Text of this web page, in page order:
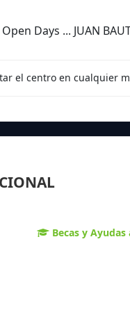
Days ... JUAN
el centro en cualquier
Becas y